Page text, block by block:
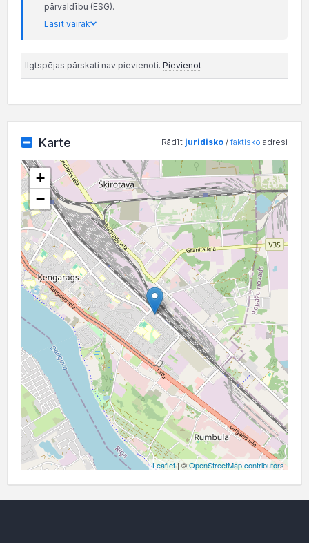
pārvaldību (ESG).
Lasīt vairāk
Ilgtspējas pārskati nav pievienoti. Pievienot
Karte Rādīt juridisko /faktisko adresi
+
−
Leaflet| ©OpenStreetMap contributors